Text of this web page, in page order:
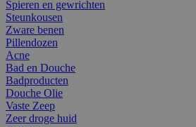
Spieren en gewrichten
Steunkousen
Zware benen
Pillendozen
Acne
Bad en Douche
Badproducten
Douche Olie
Vaste Zeep
Zeer droge huid